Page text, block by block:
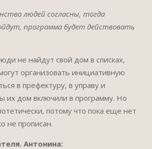
людей согласны, тогда
программа будет действовать
не найдут свой дом в списках,
организовать инициативную
в префектуру, в управу и
их дом включили в программу. Но
потому что пока еще нет
не прописан.
Антонина: